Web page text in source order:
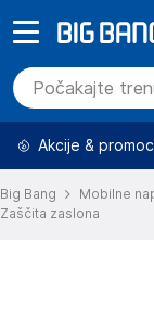
Akcije &
Big Bang Mobilne
Zaščita zaslona